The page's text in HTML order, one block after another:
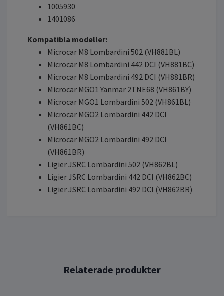
1005930
1401086
Kompatibla modeller:
Microcar M8 Lombardini 502 (VH881BL)
Microcar M8 Lombardini 442 DCI (VH881BC)
Microcar M8 Lombardini 492 DCI (VH881BR)
Microcar MGO1 Yanmar 2TNE68 (VH861BY)
Microcar MGO1 Lombardini 502 (VH861BL)
Microcar MGO2 Lombardini 442 DCI
(VH861BC)
Microcar MGO2 Lombardini 492 DCI
(VH861BR)
Ligier JSRC Lombardini 502 (VH862BL)
Ligier JSRC Lombardini 442 DCI (VH862BC)
Ligier JSRC Lombardini 492 DCI (VH862BR)